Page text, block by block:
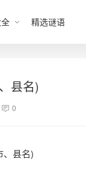
精选谜语
县名)
0
、县名)